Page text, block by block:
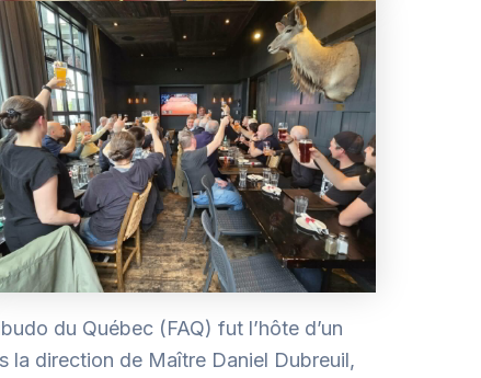
du Québec (FAQ) fut l’hôte d’un
la direction de Maître Daniel Dubreuil,